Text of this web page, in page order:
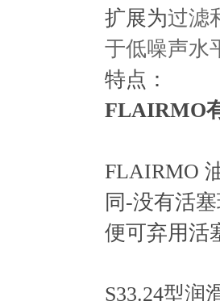
扩展为过滤
于低噪声水
特点：
FLAIRMO
FLAIRMO
同-没有活
便可弃用活
S33.24型润